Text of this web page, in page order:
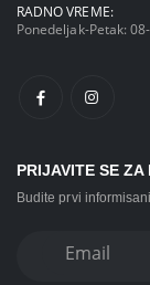
RADNO VREME:
Ponedeljak-Petak:
PRIJAVITE SE ZA
Budite prvi